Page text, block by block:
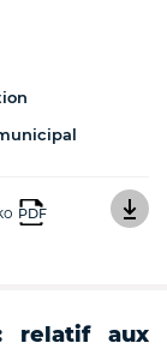
PDF
relatif aux